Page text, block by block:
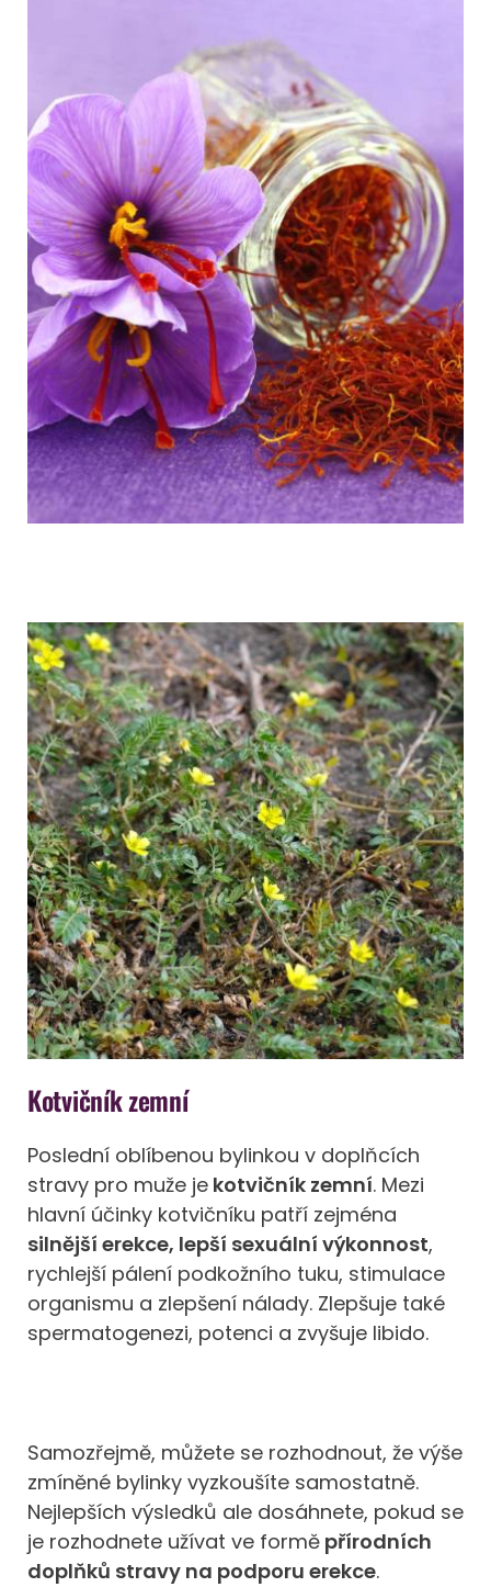
Kotvičník zemní
Poslední oblíbenou bylinkou v doplňcích
stravy pro muže je kotvičník zemní. Mezi
hlavní účinky kotvičníku patří zejména
silnější erekce, lepší sexuální výkonnost,
rychlejší pálení podkožního tuku, stimulace
organismu a zlepšení nálady. Zlepšuje také
spermatogenezi, potenci a zvyšuje libido.
Samozřejmě, můžete se rozhodnout, že výše
zmíněné bylinky vyzkoušíte samostatně.
Nejlepších výsledků ale dosáhnete, pokud se
je rozhodnete užívat ve formě přírodních
doplňků stravy na podporu erekce.